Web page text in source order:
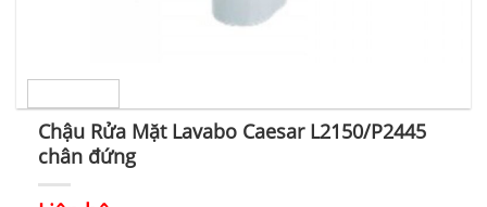
Chậu Rửa Mặt Lavabo Caesar L2150/P2445
chân đứng